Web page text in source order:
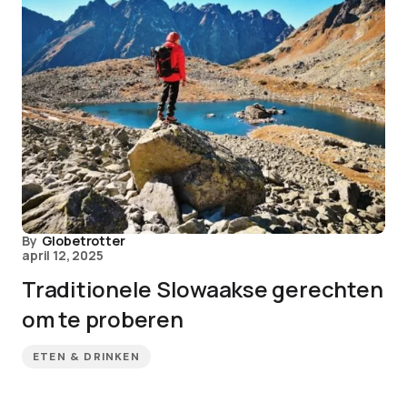
By Globetrotter
april 12, 2025
Traditionele Slowaakse gerechten
om te proberen
ETEN & DRINKEN